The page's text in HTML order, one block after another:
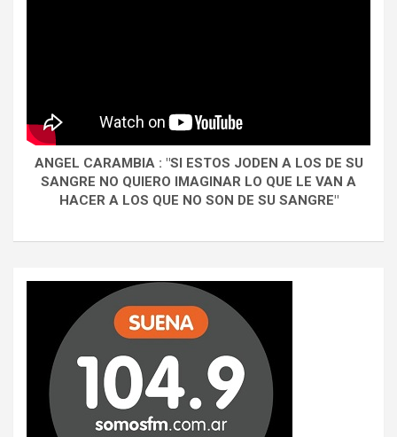
ANGEL CARAMBIA : "SI ESTOS JODEN A LOS DE SU
SANGRE NO QUIERO IMAGINAR LO QUE LE VAN A
HACER A LOS QUE NO SON DE SU SANGRE"